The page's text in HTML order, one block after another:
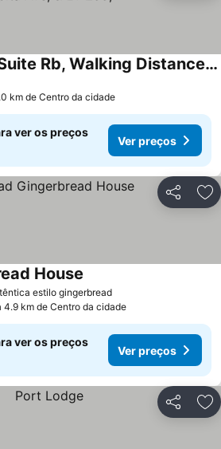
Tranquility Hotel Suite Rb, Walking Distance To The Qps, Ariapita Ave, & Ev Zoo,
km de Centro da cidade
ver os preços
Ver preços
Partilhar
estilo gingerbreadVer preços
House
4.9 km de Centro da cidade
ver os preços
Ver preços
Partilhar